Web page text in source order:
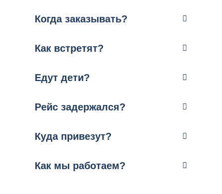
Когда заказывать?
Как встретят?
Едут дети?
Рейс задержался?
Куда привезут?
Как мы работаем?